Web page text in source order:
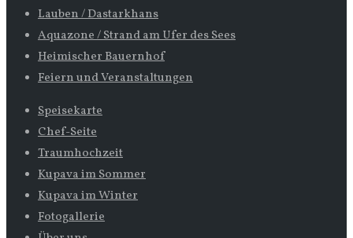
Lauben / Dastarkhans
Aquazone / Strand am Ufer des Sees
Heimischer Bauernhof
Feiern und Veranstaltungen
Speisekarte
Chef-Seite
Traumhochzeit
Kupava im Sommer
Kupava im Winter
Fotogallerie